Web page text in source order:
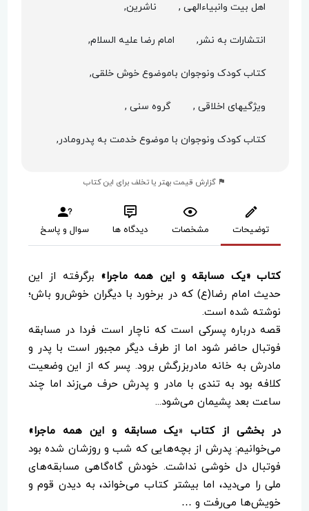
اهل بیت وانبیاءالهی , ناشرین,
انتشارات به نشر, امام رضا علیه السلام,
کتاب کودک ونوجوان باموضوع خوش خلقی,
ویژگیهای اخلاقی , گروه سنی ,
کتاب کودک ونوجوان با موضوع خدمت به پدرومادر,
گزارش قیمت بهتر یا تخلف برای این کتاب
توضیحات مشخصات دیدگاه ها سوال و پاسخ
کتاب «یک مسابقه و این همه ماجرا» برگرفته از این
حدیث امام رضا(ع) که در برخورد با دیگران خوش‌رو باش؛
نوشته شده است.
قصه درباره پسرکی است که ناچار است فردا در مسابقه
فوتبال حاضر شود اما از طرف دیگر مجبور است با پدر و
مادرش به خانه مادربزرگش برود. پسر که از این وضعیت
کلافه بود به تندی با مادر و پدرش حرف می‌زند اما چند
ساعت بعد پشیمان می‌شود...
در بخشی از کتاب«یک مسابقه و این همه ماجرا»
می‌خوانیم: پدرش از بچه‌هایی که شب و روزشان شده بود
فوتبال دل خوشی نداشت. خودش گاه‌گاهی مسابقه‌های
ملی را می‌دید، اما بیشتر کتاب می‌‎خواند، به دیدن قوم و
خویش‌ها می‌رفت و …